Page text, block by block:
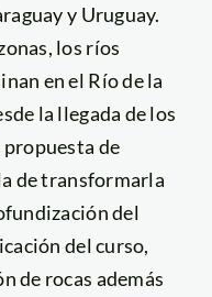
y Uruguay.
los ríos
en el Río de la
la llegada de los
propuesta de
de transformarla
del
del curso,
de rocas además